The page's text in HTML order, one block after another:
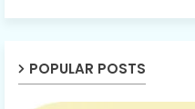
POPULAR POSTS